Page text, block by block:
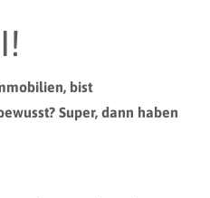
bist
Super, dann haben